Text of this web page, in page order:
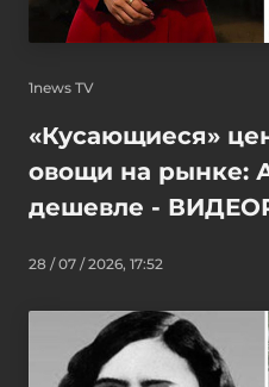
1news TV
«Кусающиеся»
овощи на рынке:
дешевле -
28 / 07 / 2026, 17:52